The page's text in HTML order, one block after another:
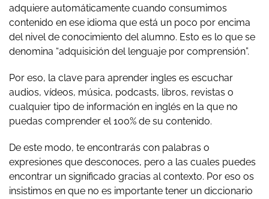
adquiere automáticamente cuando consumimos
contenido en ese idioma que está un poco por encima
del nivel de conocimiento del alumno. Esto es lo que se
denomina “adquisición del lenguaje por comprensión”.
Por eso, la clave para aprender ingles es escuchar
audios, vídeos, música, podcasts, libros, revistas o
cualquier tipo de información en inglés en la que no
puedas comprender el 100% de su contenido.
De este modo, te encontrarás con palabras o
expresiones que desconoces, pero a las cuales puedes
encontrar un significado gracias al contexto. Por eso os
insistimos en que no es importante tener un diccionario